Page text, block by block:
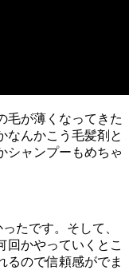
毛が薄くなってきた
なんかこう毛髪剤と
シャンプーもめちゃ
たです。そして、
回かやっていくとこ
るので信頼感がでま